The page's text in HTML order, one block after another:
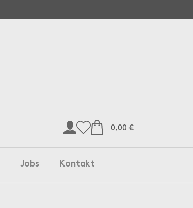
0,00 €
Jobs Kontakt